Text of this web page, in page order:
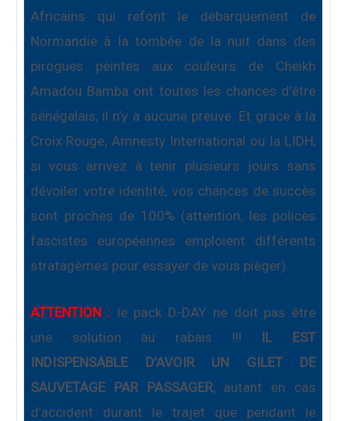
Africains qui refont le débarquement de
Normandie à la tombée de la nuit dans des
pirogues peintes aux couleurs de Cheikh
Amadou Bamba ont toutes les chances d’être
sénégalais, il n’y a aucune preuve. Et grace à la
Croix Rouge, Amnesty International ou la LIDH,
si vous arrivez à tenir plusieurs jours sans
dévoiler votre identité, vos chances de succès
sont proches de 100% (attention, les polices
fascistes européennes emploient différents
stratagèmes pour essayer de vous pièger).
ATTENTION :le pack D-DAY ne doit pas être
une solution au rabais !!! IL EST
INDISPENSABLE D’AVOIR UN GILET DE
SAUVETAGE PAR PASSAGER, autant en cas
d’accident durant le trajet que pendant le